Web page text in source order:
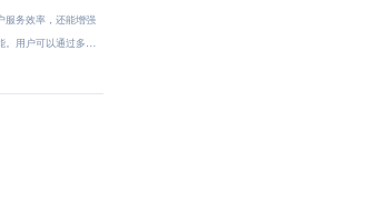
服务效率，还能增强
。用户可以通过多